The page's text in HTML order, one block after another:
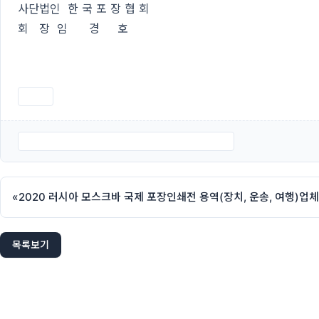
사단법인 한 국 포 장 협 회
회 장 임 경 호
«2020 러시아 모스크바 국제 포장인쇄전 용역(장치, 운송, 여행)업
목록보기